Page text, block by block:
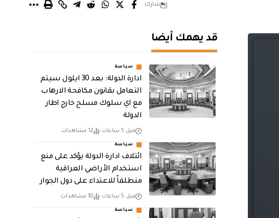
شارك
قد يهمك أيضا
سياسة
ادارة الدولة: بعد 30 ايلول سيتم
التعامل بقانون مكافحة الارهاب
مع اي سلوك مسلح خارج اطار
الدولة
قبل 5 ساعات 12 مشاهدات
سياسة
ائتلاف ادارة الدولة يؤكد على منع
استخدام الأراضي العراقية
منطلقاً للاعتداء على دول الجوار
قبل 5 ساعات 10 مشاهدات
سياسة